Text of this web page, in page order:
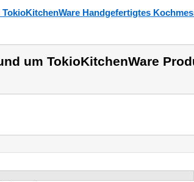
Handgefertigtes
um TokioKitchenWare